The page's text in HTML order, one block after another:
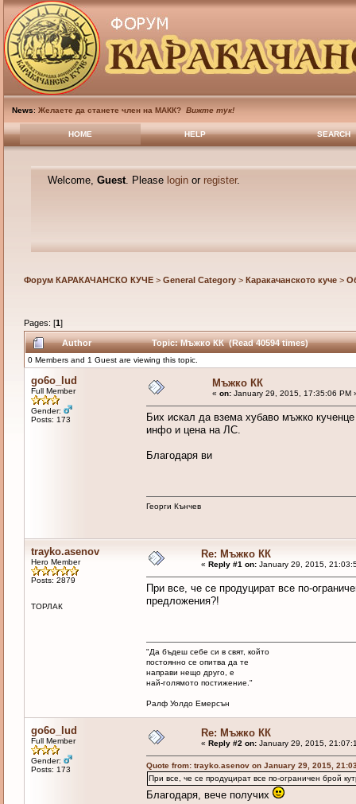
News: Желаете да станете член на МАКК? Вижте тук!
HOME HELP SEARCH
Welcome, Guest. Please loginor register.
Форум КАРАКАЧАНСКО КУЧЕ> General Category> Каракачанското куче>
Pages: [1]
Author Topic: Мъжко КК (Read 40594 times)
0 Members and 1 Guest are viewing this topic.
go6o_lud
Full Member
Gender:
Posts: 173
Мъжко КК
« on:January 29, 2015, 17:35:06 PM
Бих искал да взема хубаво мъжко
инфо и цена на ЛС.
Благодаря ви
Георги Кънчев
trayko.asenov
Hero Member
Posts: 2879
ТОРЛАК
Re: Мъжко КК
« Reply #1 on:January 29, 2015,
При все, че се продуцират все по-
предложения?!
"Да бъдеш себе си в свят, който
постоянно се опитва да те
направи нещо друго, е
най-голямото постижение."
Ралф Уолдо Емерсън
go6o_lud
Full Member
Gender:
Posts: 173
Re: Мъжко КК
« Reply #2 on:January 29, 2015,
Quote from: trayko.asenov on January 29, 2015,
При все, че се продуцират все по-ограничен брой
Благодаря, вече получих